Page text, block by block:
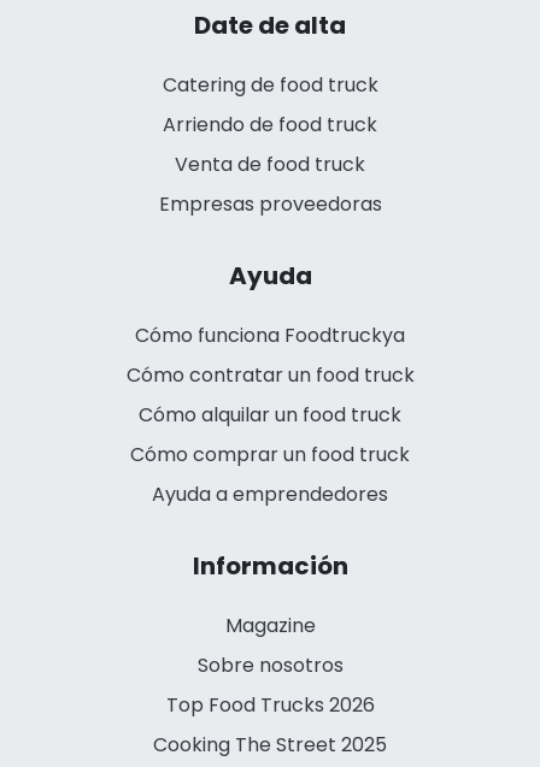
Date de alta
Catering de food truck
Arriendo de food truck
Venta de food truck
Empresas proveedoras
Ayuda
Cómo funciona Foodtruckya
Cómo contratar un food truck
Cómo alquilar un food truck
Cómo comprar un food truck
Ayuda a emprendedores
Información
Magazine
Sobre nosotros
Top Food Trucks 2026
Cooking The Street 2025